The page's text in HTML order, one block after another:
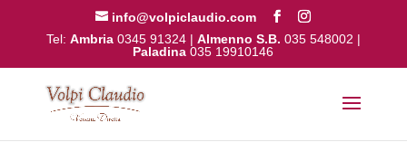
info@volpiclaudio.com
Tel: Ambria 0345 91324| Almenno S.B. 035 548002 |
Paladina 035 19910146